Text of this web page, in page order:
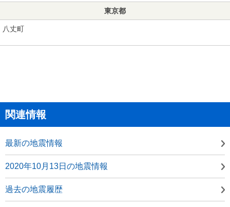
東京都
八丈町
関連情報
最新の地震情報
2020年10月13日の地震情報
過去の地震履歴